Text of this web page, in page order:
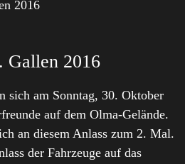
Gallen 2016
sich am Sonntag, 30. Oktober
auf dem Olma-Gelände.
an diesem Anlass zum 2. Mal.
der Fahrzeuge auf das